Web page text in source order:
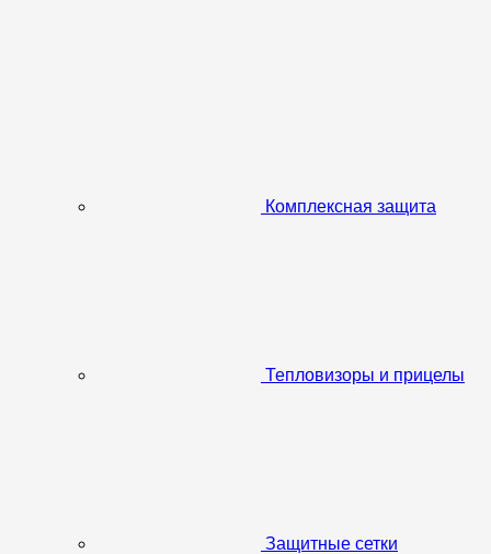
Комплексная защита
Тепловизоры и прицелы
Защитные сетки